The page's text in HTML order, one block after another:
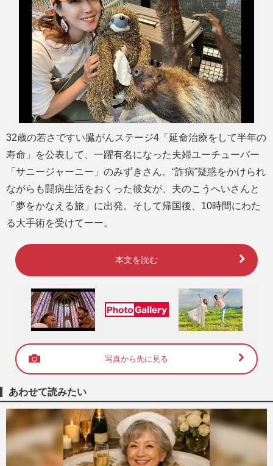
e
32歳の若さですい臓がんステージ4「延命治療をして半年の
寿命」を公表して、一躍有名になった夫婦ユーチューバー
「サニージャーニー」のみずきさん。“詐病”疑惑をかけられ
ながらも闘病生活をおくった彼女が、夫のこうへいさんと
「夢をかなえる旅」に出発。そして帰国後、10時間にわた
る大手術を受けてーー。
本文を読む
写真から先に見る
あわせて読みたい